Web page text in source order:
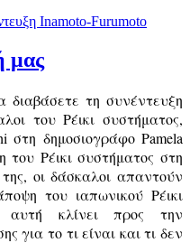
Inamoto-Furumoto
μας
τη συνέντευξη
του Ρέικι συστήματος,
στη δημοσιογράφο Pamela
Ρέικι συστήματος στη
της, οι δάσκαλοι απαντούν
του ιαπωνικού Ρέικι
αυτή κλίνει προς την
για το τι είναι και τι δεν